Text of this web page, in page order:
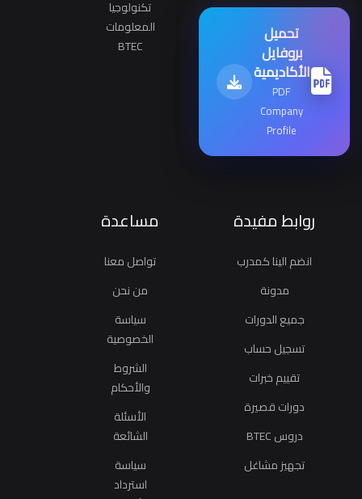
تحميل
بروفايل
الأكاديمية
PDF
Company
Profile
تكنولوجيا
المعلومات
BTEC
روابط مفيدة
انضم الينا كمدرب
مدونة
جميع الدورات
تسجيل حساب
تقييم خبرات
دورات قصيرة
دروس BTEC
تجهيز مشاغل
مساعدة
تواصل معنا
من نحن
سياسة
الخصوصية
الشروط
والأحكام
الأسئلة
الشائعة
سياسة
استرداد